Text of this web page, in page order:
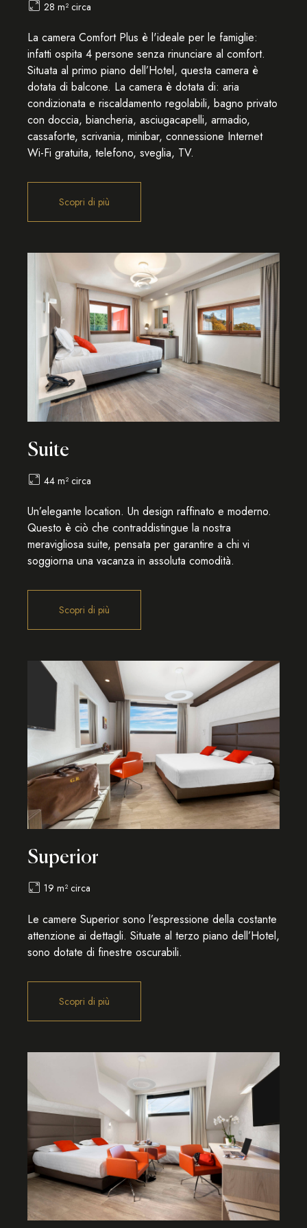
28 m² circa
La camera Comfort Plus è l'ideale per le famiglie:
infatti ospita 4 persone senza rinunciare al comfort.
Situata al primo piano dell’Hotel, questa camera è
dotata di balcone. La camera è dotata di: aria
condizionata e riscaldamento regolabili, bagno privato
con doccia, biancheria, asciugacapelli, armadio,
cassaforte, scrivania, minibar, connessione Internet
Wi-Fi gratuita, telefono, sveglia, TV.
Suite
44 m² circa
Un’elegante location. Un design raffinato e moderno.
Questo è ciò che contraddistingue la nostra
meravigliosa suite, pensata per garantire a chi vi
soggiorna una vacanza in assoluta comodità.
Superior
19 m² circa
Le camere Superior sono l’espressione della costante
attenzione ai dettagli. Situate al terzo piano dell’Hotel,
sono dotate di finestre oscurabili.